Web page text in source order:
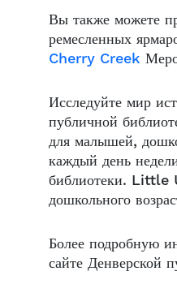
Вы также можете
ремесленных
Cherry Creek
Исследуйте мир
публичной
для малышей,
каждый день
библиотеки. Little
дошкольного
Более подробную
сайте Денверской